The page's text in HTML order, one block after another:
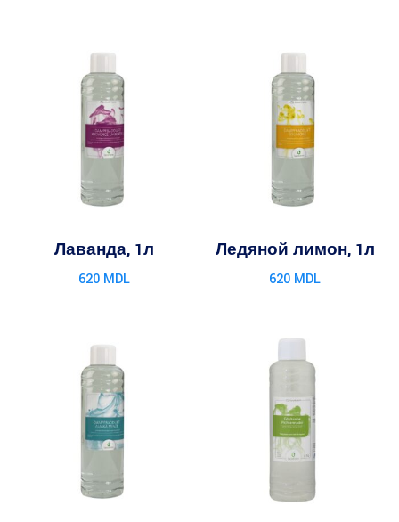
Лаванда, 1л
620 MDL
Ледяной лимон, 1л
620 MDL